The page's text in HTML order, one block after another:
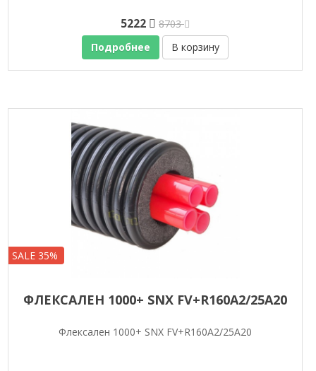
5222
8703
Подробнее
В корзину
SALE 35%
ФЛЕКСАЛЕН 1000+ SNX FV+R160A2/25A20
Флексален 1000+ SNX FV+R160A2/25A20